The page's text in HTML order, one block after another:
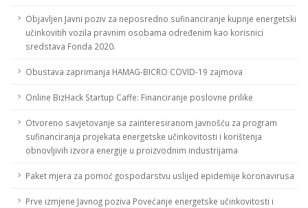
Objavljen Javni poziv za neposredno sufinanciranje kupnje energetski
učinkovitih vozila pravnim osobama određenim kao korisnici
sredstava Fonda 2020.
Obustava zaprimanja HAMAG-BICRO COVID-19 zajmova
Online BizHack Startup Caffe: Financiranje poslovne prilike
Otvoreno savjetovanje sa zainteresiranom javnošću za program
sufinanciranja projekata energetske učinkovitosti i korištenja
obnovljivih izvora energije u proizvodnim industrijama
Paket mjera za pomoć gospodarstvu uslijed epidemije koronavirusa
Prve izmjene Javnog poziva Povećanje energetske učinkovitosti i